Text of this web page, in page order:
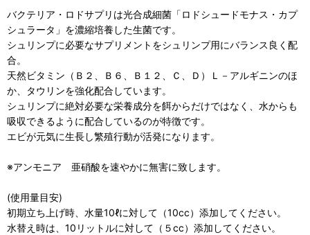
バクテリア・ロドサプリは光合成細菌「ロドシュードモナス・カプ
シュラータ」を濃縮培養した生菌です。
シュリンプに必要なサプリメントをシュリンプ用にバランス良く配
合。
天然ビタミン（Ｂ２、Ｂ６、Ｂ１２、Ｃ、Ｄ）Ｌ－アルギニンのほ
か、タウリンを強化配合しています。
シュリンプに絶対必要な栄養成分を餌からだけではなく、水からも
吸収できるように配合しているのが特徴です。
エビが元気に生長し繁殖行動が活発になります。
※アンモニア 亜硝酸を速やかに無害に致します。
(使用量目安)
初期立ち上げ時、水量10ℓに対して（10cc）添加してください。
水替え時は、10リットルに対して（５cc）添加してください。